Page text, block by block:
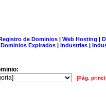
de Dominios| Web Hosting |
Dominios Expirados | Industrias |
[Pág.